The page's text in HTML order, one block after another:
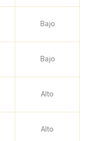
Bajo
Bajo
Alto
Alto